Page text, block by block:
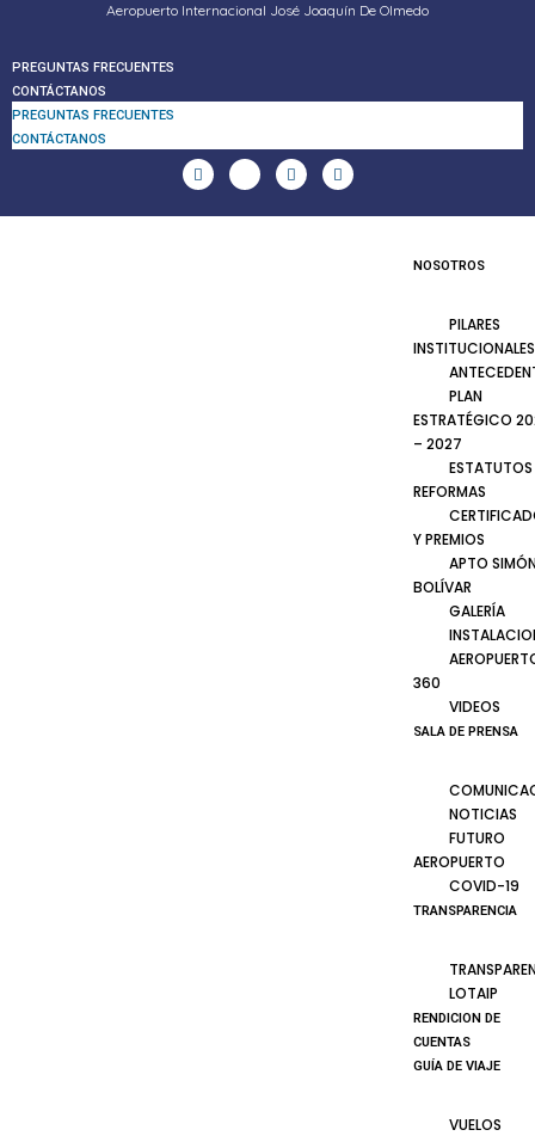
Aeropuerto Internacional José Joaquín De Olmedo
PREGUNTAS FRECUENTES
CONTÁCTANOS
PREGUNTAS FRECUENTES
CONTÁCTANOS
NOSOTROS
PILARES
INSTITUCIONALES
PLAN
ESTRATÉGICO
– 2027
ESTATUTOS
REFORMAS
Y PREMIOS
APTO
BOLÍVAR
GALERÍA
360
VIDEOS
SALA DE PRENSA
NOTICIAS
FUTURO
AEROPUERTO
COVID-19
TRANSPARENCIA
LOTAIP
RENDICION DE
CUENTAS
GUÍA DE VIAJE
VUELOS